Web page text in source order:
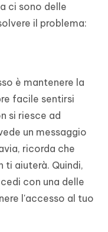
ci sono delle
il problema:
è mantenere la
facile sentirsi
si riesce ad
un messaggio
ricorda che
ti aiuterà. Quindi,
con una delle
l'accesso al tuo